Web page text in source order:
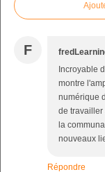
F
Incroyable
montre
numérique
de travailler
la
nouveaux
Répondre